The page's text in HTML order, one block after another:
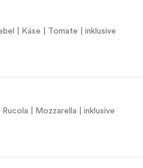
| Käse | Tomate | inklusive
| Mozzarella | inklusive